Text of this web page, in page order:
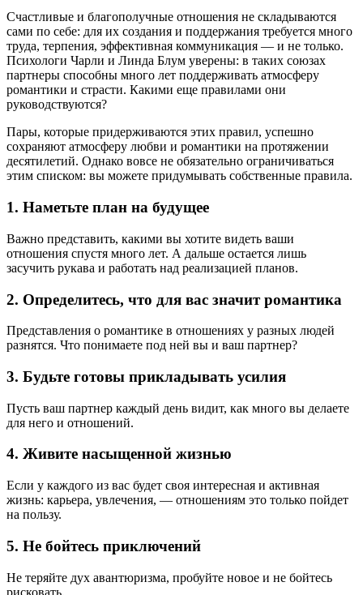
Счастливые и благополучные отношения не складываются
сами по себе: для их создания и поддержания требуется много
труда, терпения, эффективная коммуникация — и не только.
Психологи Чарли и Линда Блум уверены: в таких союзах
партнеры способны много лет поддерживать атмосферу
романтики и страсти. Какими еще правилами они
руководствуются?
Пары, которые придерживаются этих правил, успешно
сохраняют атмосферу любви и романтики на протяжении
десятилетий. Однако вовсе не обязательно ограничиваться
этим списком: вы можете придумывать собственные правила.
1. Наметьте план на будущее
Важно представить, какими вы хотите видеть ваши
отношения спустя много лет. А дальше остается лишь
засучить рукава и работать над реализацией планов.
2. Определитесь, что для вас значит романтика
Представления о романтике в отношениях у разных людей
разнятся. Что понимаете под ней вы и ваш партнер?
3. Будьте готовы прикладывать усилия
Пусть ваш партнер каждый день видит, как много вы делаете
для него и отношений.
4. Живите насыщенной жизнью
Если у каждого из вас будет своя интересная и активная
жизнь: карьера, увлечения, — отношениям это только пойдет
на пользу.
5. Не бойтесь приключений
Не теряйте дух авантюризма, пробуйте новое и не бойтесь
рисковать.